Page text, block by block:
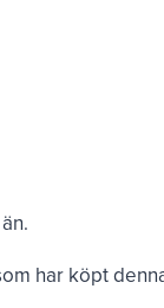
har köpt